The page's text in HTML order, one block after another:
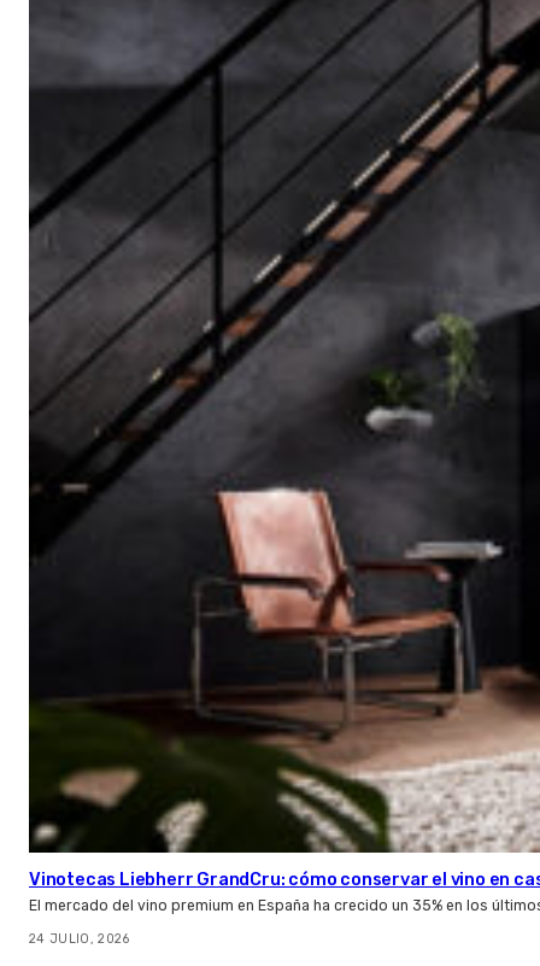
Vinotecas Liebherr GrandCru: cómo conservar el vino en
El mercado del vino premium en España ha crecido un 35% en los
24 JULIO, 2026